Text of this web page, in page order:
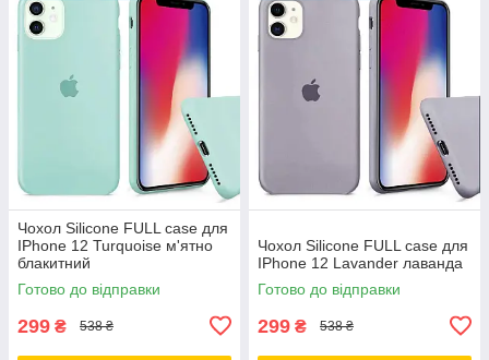
Чохол Silicone FULL case для
IPhone 12 Turquoise м'ятно
блакитний
Готово до відправки
299 ₴ 538 ₴
Чохол Silicone FULL case для
IPhone 12 Lavander лаванда
Готово до відправки
299 ₴ 538 ₴